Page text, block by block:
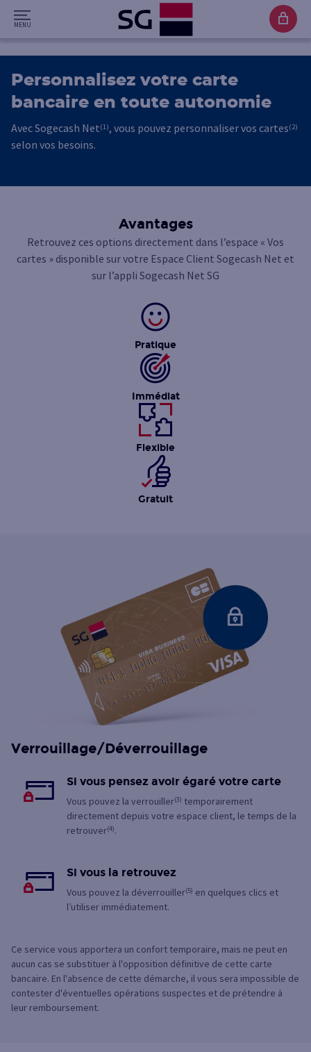
Personnalisez votre carte
bancaire en toute autonomie
Avec Sogecash Net(1), vous pouvez personnaliser vos cartes(2)
selon vos besoins.
Avantages
Retrouvez ces options directement dans l’espace « Vos
cartes » disponible sur votre Espace Client Sogecash Net et
sur l’appli Sogecash Net SG
Pratique
Immédiat
Flexible
Gratuit
Verrouillage/Déverrouillage
Si vous pensez avoir égaré votre carte
Vous pouvez la verrouiller(3) temporairement
directement depuis votre espace client, le temps de la
retrouver(4).
Si vous la retrouvez
Vous pouvez la déverrouiller(5) en quelques clics et
l’utiliser immédiatement.
Ce service vous apportera un confort temporaire, mais ne peut en
aucun cas se substituer à l'opposition définitive de cette carte
bancaire. En l'absence de cette démarche, il vous sera impossible de
contester d'éventuelles opérations suspectes et de prétendre à
leur remboursement.